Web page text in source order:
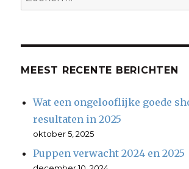
naar:
MEEST RECENTE BERICHTEN
Wat een ongelooflijke goede
resultaten in 2025
oktober 5, 2025
Puppen verwacht 2024 en 2025